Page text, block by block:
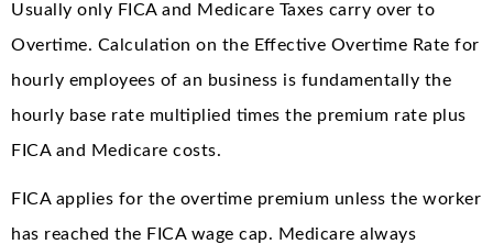
Usually only FICA and Medicare Taxes carry over to
Overtime. Calculation on the Effective Overtime Rate for
hourly employees of an business is fundamentally the
hourly base rate multiplied times the premium rate plus
FICA and Medicare costs.
FICA applies for the overtime premium unless the worker
has reached the FICA wage cap. Medicare always